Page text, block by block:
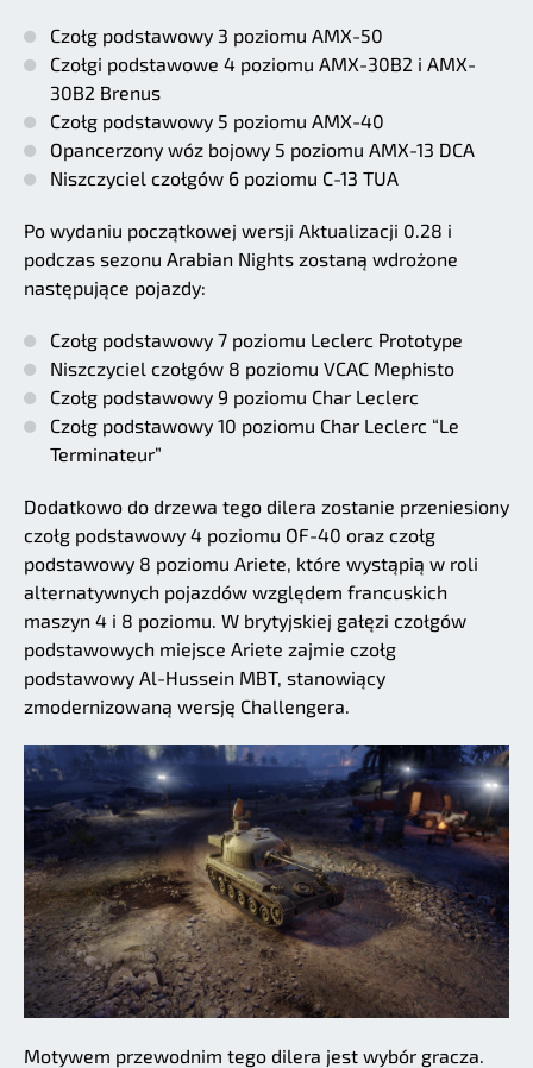
Czołg podstawowy 3 poziomu AMX-50
Czołgi podstawowe 4 poziomu AMX-30B2 i AMX-
30B2 Brenus
Czołg podstawowy 5 poziomu AMX-40
Opancerzony wóz bojowy 5 poziomu AMX-13 DCA
Niszczyciel czołgów 6 poziomu C-13 TUA
Po wydaniu początkowej wersji Aktualizacji 0.28 i
podczas sezonu Arabian Nights zostaną wdrożone
następujące pojazdy:
Czołg podstawowy 7 poziomu Leclerc Prototype
Niszczyciel czołgów 8 poziomu VCAC Mephisto
Czołg podstawowy 9 poziomu Char Leclerc
Czołg podstawowy 10 poziomu Char Leclerc “Le
Terminateur”
Dodatkowo do drzewa tego dilera zostanie przeniesiony
czołg podstawowy 4 poziomu OF-40 oraz czołg
podstawowy 8 poziomu Ariete, które wystąpią w roli
alternatywnych pojazdów względem francuskich
maszyn 4 i 8 poziomu. W brytyjskiej gałęzi czołgów
podstawowych miejsce Ariete zajmie czołg
podstawowy Al-Hussein MBT, stanowiący
zmodernizowaną wersję Challengera.
Motywem przewodnim tego dilera jest wybór gracza.